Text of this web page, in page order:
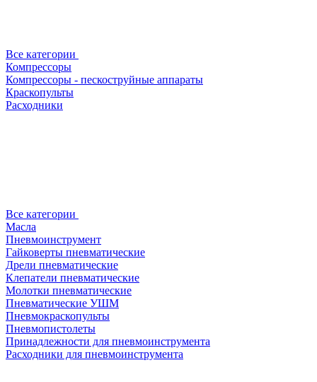
Все категории
Компрессоры
Компрессоры - пескоструйные аппараты
Краскопульты
Расходники
Все категории
Масла
Пневмоинструмент
Гайковерты пневматические
Дрели пневматические
Клепатели пневматические
Молотки пневматические
Пневматические УШМ
Пневмокраскопульты
Пневмопистолеты
Принадлежности для пневмоинструмента
Расходники для пневмоинструмента